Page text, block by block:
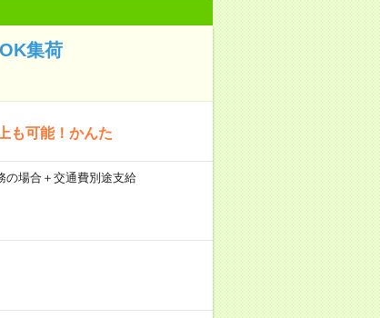
集荷
も可能！かんた
の場合＋交通費別途支給